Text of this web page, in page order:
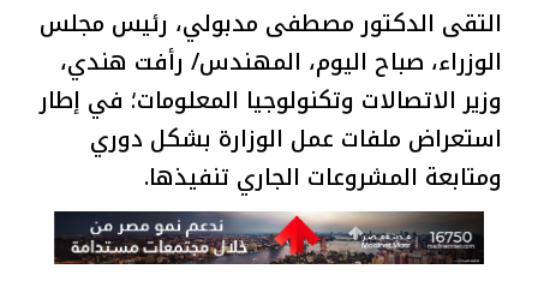
التقى الدكتور مصطفى مدبولي، رئيس مجلس
الوزراء، صباح اليوم، المهندس/ رأفت هندي،
وزير الاتصالات وتكنولوجيا المعلومات؛ في إطار
استعراض ملفات عمل الوزارة بشكل دوري
ومتابعة المشروعات الجاري تنفيذها.